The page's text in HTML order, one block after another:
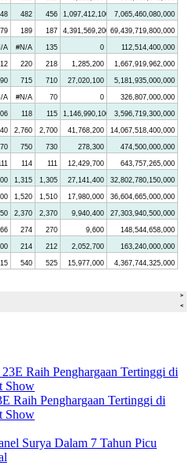
Raih Penghargaan Tertinggi di
Show